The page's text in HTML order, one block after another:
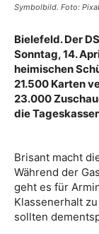
Symbolbild. Foto:
Bielefeld. Der
Sonntag, 14.
heimischen
21.500 Karten
23.000
die
Brisant macht
Während der
geht es für
Klassenerhalt
sollten